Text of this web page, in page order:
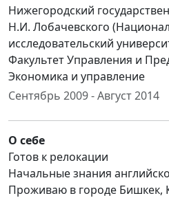
Нижегородский
Н.И. Лобачевского
исследовательский
Факультет Управления и
Экономика и управление
Сентябрь 2009 - Август 2014
О себе
Готов к релокации
Начальные знания
Проживаю в городе Бишкек,